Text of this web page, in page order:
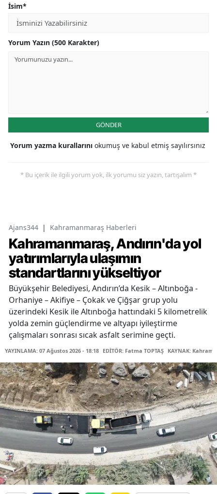
İsim*
Yorum Yazın (500 Karakter)
GÖNDER
Yorum yazma kurallarını okumuş ve kabul etmiş sayılırsınız
* Bu içerik ile ilgili yorum yok, ilk yorumu siz yazın, tartışalım *
Ajans344 | Kahramanmaraş Haberleri
Kahramanmaraş, Andırın'da yol
yatırımlarıyla ulaşımın
standartlarını yükseltiyor
Büyükşehir Belediyesi, Andırın’da Kesik – Altınboğa -
Orhaniye – Akifiye – Çokak ve Çiğşar grup yolu
üzerindeki Kesik ile Altınboğa hattındaki 5 kilometrelik
yolda zemin güçlendirme ve altyapı iyileştirme
çalışmaları sonrası sıcak asfalt serimine geçti.
YAYINLAMA: 07 Ağustos 2026 - 18:18 EDİTÖR: Fatma TOPTAŞ KAYNAK: